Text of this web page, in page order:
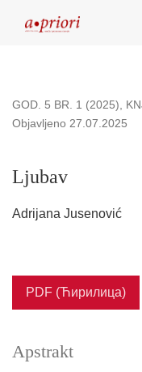
GOD. 5 BR. 1 (2025),
Ljubav
Objavljeno 27.07.2025
Adrijana Jusenović
PDF (Ћирилица)
Apstrakt